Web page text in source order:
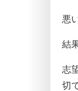
悪
結
志
切